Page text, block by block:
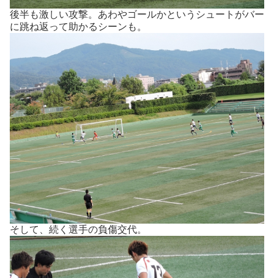
後半も激しい攻撃。あわやゴールかというシュートがバー
に跳ね返って助かるシーンも。
そして、続く選手の負傷交代。